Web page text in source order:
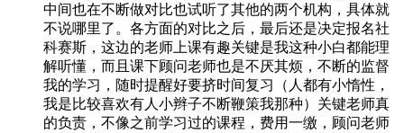
中间也在不断做对比也试听了其他的两个机构，具体就
不说哪里了。各方面的对比之后，最后还是决定报名社
科赛斯，这边的老师上课有趣关键是我这种小白都能理
解听懂，而且课下顾问老师也是不厌其烦，不断的监督
我的学习，随时提醒好要挤时间复习（人都有小惰性，
我是比较喜欢有人小辫子不断鞭策我那种）关键老师真
的负责，不像之前学习过的课程，费用一缴，顾问老师